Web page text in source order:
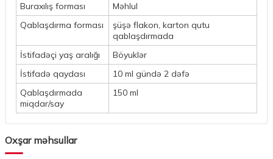
Buraxılış forması
Məhlul
Qablaşdırma forması
şüşə flakon, karton qutu
qablaşdırmada
İstifadəçi yaş aralığı
Böyuklər
İstifadə qaydası
10 ml gündə 2 dəfə
Qablaşdırmada
miqdar/say
150 ml
Oxşar məhsullar